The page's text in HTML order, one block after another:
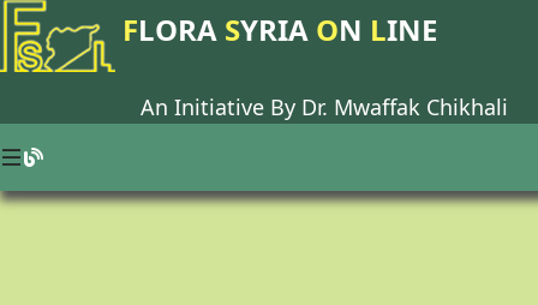
FLORA SYRIA ON LINE
An Initiative By Dr. Mwaffak Chikhali